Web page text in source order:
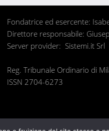
Fondatrice ed esercente:
Direttore responsabile:
Server provider: Sistemi.it Srl
Reg. Tribunale Ordinario di
ISSN 2704-6273